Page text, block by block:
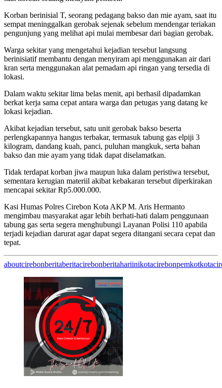
Korban berinisial T, seorang pedagang bakso dan mie ayam, saat itu
sempat meninggalkan gerobak sejenak sebelum mendengar teriakan
pengunjung yang melihat api mulai membesar dari bagian gerobak.
Warga sekitar yang mengetahui kejadian tersebut langsung
berinisiatif membantu dengan menyiram api menggunakan air dari
kran serta menggunakan alat pemadam api ringan yang tersedia di
lokasi.
Dalam waktu sekitar lima belas menit, api berhasil dipadamkan
berkat kerja sama cepat antara warga dan petugas yang datang ke
lokasi kejadian.
Akibat kejadian tersebut, satu unit gerobak bakso beserta
perlengkapannya hangus terbakar, termasuk tabung gas elpiji 3
kilogram, dandang kuah, panci, puluhan mangkuk, serta bahan
bakso dan mie ayam yang tidak dapat diselamatkan.
Tidak terdapat korban jiwa maupun luka dalam peristiwa tersebut,
sementara kerugian materiil akibat kebakaran tersebut diperkirakan
mencapai sekitar Rp5.000.000.
Kasi Humas Polres Cirebon Kota AKP M. Aris Hermanto
mengimbau masyarakat agar lebih berhati-hati dalam penggunaan
tabung gas serta segera menghubungi Layanan Polisi 110 apabila
terjadi kejadian darurat agar dapat segera ditangani secara cepat dan
tepat.
aboutcirebonberitaberitacirebonberitahariinikotacirebon